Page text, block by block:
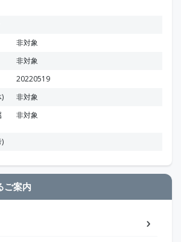
非対象
非対象
20220519
非対象
非対象
ご案内